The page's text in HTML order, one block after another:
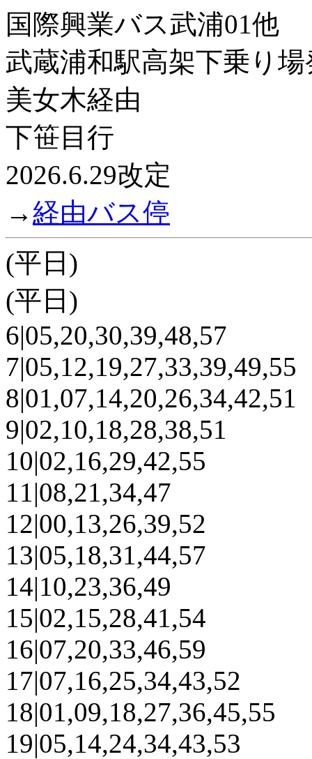
国際興業バス武浦01他
武蔵浦和駅高架下乗り場
美女木経由
下笹目行
2026.6.29改定
→経由バス停
(平日)
(平日)
6|05,20,30,39,48,57
7|05,12,19,27,33,39,49,55
8|01,07,14,20,26,34,42,51
9|02,10,18,28,38,51
10|02,16,29,42,55
11|08,21,34,47
12|00,13,26,39,52
13|05,18,31,44,57
14|10,23,36,49
15|02,15,28,41,54
16|07,20,33,46,59
17|07,16,25,34,43,52
18|01,09,18,27,36,45,55
19|05,14,24,34,43,53